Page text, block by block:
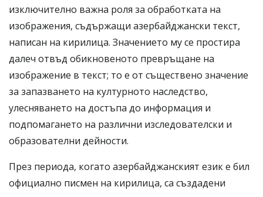
изключително важна роля за обработката на
изображения, съдържащи азербайджански текст,
написан на кирилица. Значението му се простира
далеч отвъд обикновеното превръщане на
изображение в текст; то е от съществено значение
за запазването на културното наследство,
улесняването на достъпа до информация и
подпомагането на различни изследователски и
образователни дейности.
През периода, когато азербайджанският език е бил
официално писмен на кирилица, са създадени